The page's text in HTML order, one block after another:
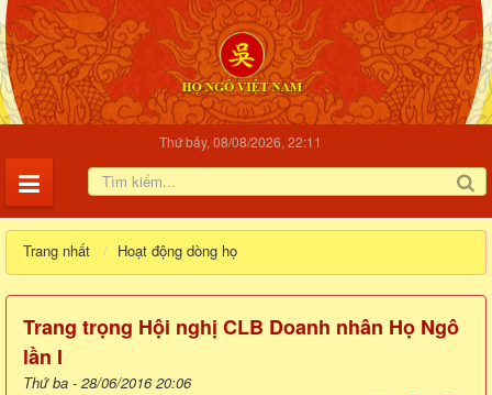
Thứ bảy, 08/08/2026, 22:11
Trang nhất Hoạt động dòng họ
Trang trọng Hội nghị CLB Doanh nhân Họ Ngô
lần I
Thứ ba - 28/06/2016 20:06